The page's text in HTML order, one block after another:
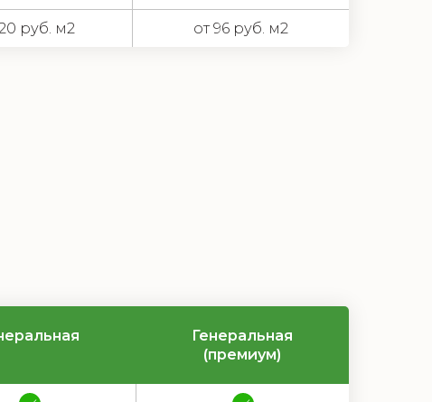
руб. м2 от 96 руб. м2
Генеральная
(премиум)